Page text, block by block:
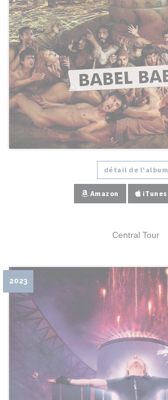
détail de l'album
Amazon iTunes
Central Tour
2023